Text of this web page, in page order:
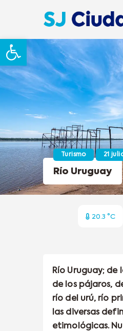
Abrir barra de
Turismo 21
Río Uruguay
20.3 °C
Río Uruguay; de
de los pájaros,
río del urú, río
las diversas
etimológicas.